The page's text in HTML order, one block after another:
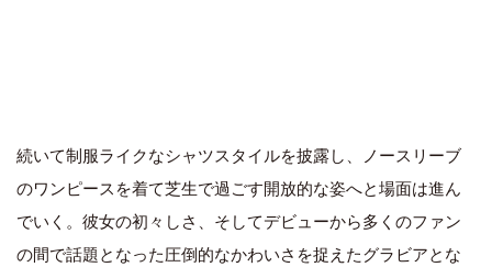
続いて制服ライクなシャツスタイルを披露し、ノースリーブ
のワンピースを着て芝生で過ごす開放的な姿へと場面は進ん
でいく。彼女の初々しさ、そしてデビューから多くのファン
の間で話題となった圧倒的なかわいさを捉えたグラビアとな